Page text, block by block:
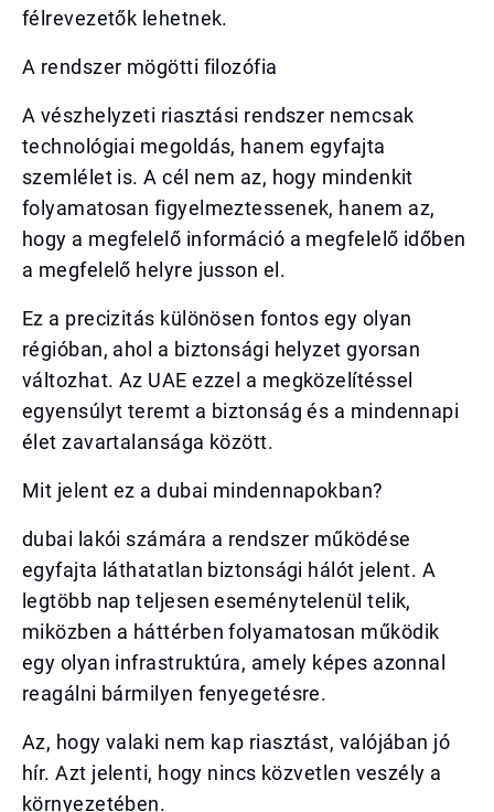
félrevezetők lehetnek.
A rendszer mögötti filozófia
A vészhelyzeti riasztási rendszer nemcsak
technológiai megoldás, hanem egyfajta
szemlélet is. A cél nem az, hogy mindenkit
folyamatosan figyelmeztessenek, hanem az,
hogy a megfelelő információ a megfelelő időben
a megfelelő helyre jusson el.
Ez a precizitás különösen fontos egy olyan
régióban, ahol a biztonsági helyzet gyorsan
változhat. Az UAE ezzel a megközelítéssel
egyensúlyt teremt a biztonság és a mindennapi
élet zavartalansága között.
Mit jelent ez a dubai mindennapokban?
dubai lakói számára a rendszer működése
egyfajta láthatatlan biztonsági hálót jelent. A
legtöbb nap teljesen eseménytelenül telik,
miközben a háttérben folyamatosan működik
egy olyan infrastruktúra, amely képes azonnal
reagálni bármilyen fenyegetésre.
Az, hogy valaki nem kap riasztást, valójában jó
hír. Azt jelenti, hogy nincs közvetlen veszély a
környezetében.